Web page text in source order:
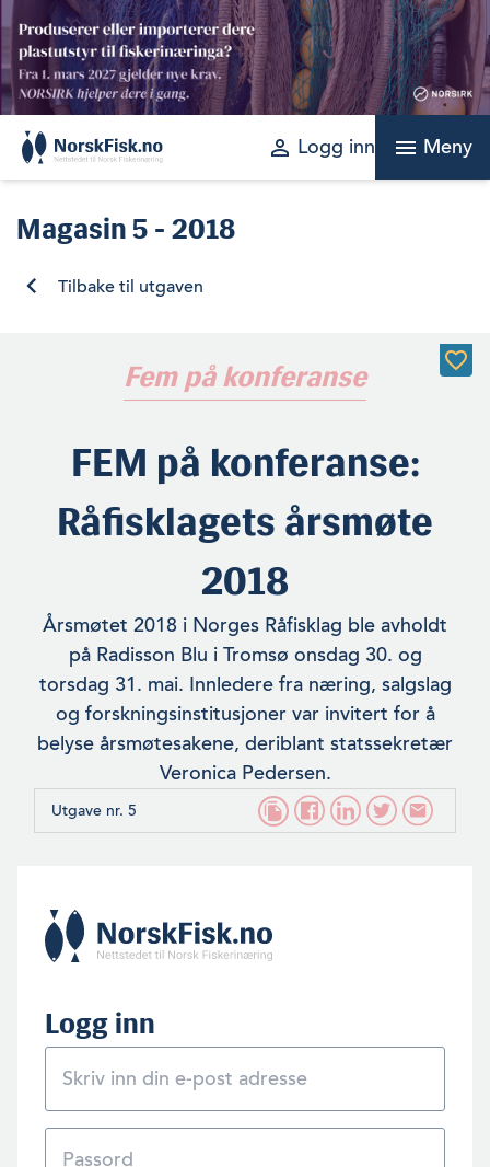
Skip
content
perm_identity Logg inn menu Meny
Magasin5 - 2018
Tilbake til utgaven
Fem på konferanse
FEM på konferanse:
Råfisklagets årsmøte
2018
Årsmøtet 2018 i Norges Råfisklag ble avholdt
på Radisson Blu i Tromsø onsdag 30. og
torsdag 31. mai. Innledere fra næring, salgslag
og forskningsinstitusjoner var invitert for å
belyse årsmøtesakene, deriblant statssekretær
Veronica Pedersen.
Utgave nr. 5
Logg inn